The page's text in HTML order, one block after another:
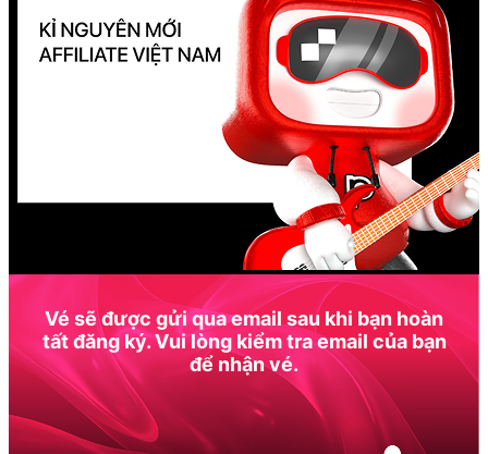
Vé sẽ được gửi qua email sau khi bạn hoàn
tất đăng ký. Vui lòng kiểm tra email của bạn
để nhận vé.